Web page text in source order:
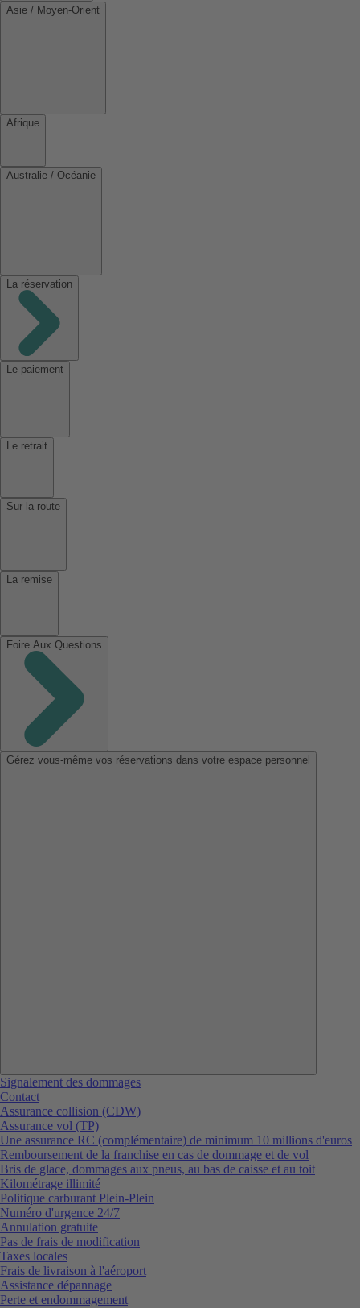
Asie / Moyen-Orient
Afrique
Australie / Océanie
La réservation
Le paiement
Le retrait
Sur la route
La remise
Foire Aux Questions
Gérez vous-même vos réservations dans votre espace personnel
Signalement des dommages
Contact
Assurance collision (CDW)
Assurance vol (TP)
Une assurance RC (complémentaire) de minimum 10 millions d'euros
Remboursement de la franchise en cas de dommage et de vol
Bris de glace, dommages aux pneus, au bas de caisse et au toit
Kilométrage illimité
Politique carburant Plein-Plein
Numéro d'urgence 24/7
Annulation gratuite
Pas de frais de modification
Taxes locales
Frais de livraison à l'aéroport
Assistance dépannage
Perte et endommagement